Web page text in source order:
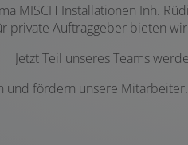
MISCH Installationen Inh.
private Auftraggeber bieten
Jetzt Teil unseres Teams
und fördern unsere